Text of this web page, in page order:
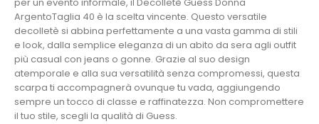
per un evento informale, il Decolletè Guess Donna
ArgentoTaglia 40 è la scelta vincente. Questo versatile
decolletè si abbina perfettamente a una vasta gamma di stili
e look, dalla semplice eleganza di un abito da sera agli outfit
più casual con jeans o gonne. Grazie al suo design
atemporale e alla sua versatilità senza compromessi, questa
scarpa ti accompagnerà ovunque tu vada, aggiungendo
sempre un tocco di classe e raffinatezza. Non compromettere
il tuo stile, scegli la qualità di Guess.